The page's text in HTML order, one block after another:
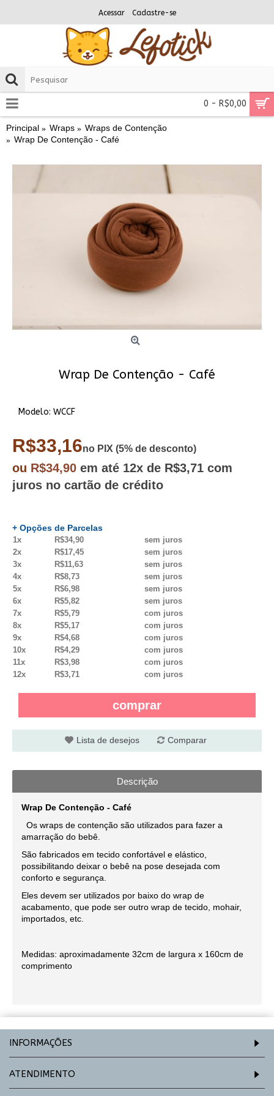
Acessar Cadastre-se
0 - R$0,00
Principal Wraps
Wraps de Contenção
Wrap De Contenção - Café
Wrap De Contenção - Café
Modelo: WCCF
R$33,16no PIX (5% de desconto)
ou R$34,90 em até 12x de R$3,71 com
juros no cartão de crédito
+ Opções de Parcelas
1x R$34,90
sem juros
2x
R$17,45
sem juros
3x
R$11,63
sem juros
4x
R$8,73
sem juros
5x
R$6,98
sem juros
6x
R$5,82
sem juros
7x
R$5,79
com juros
8x
R$5,17
com juros
9x
R$4,68
com juros
10x
R$4,29
com juros
11x
R$3,98
com juros
12x
R$3,71 com juros
comprar
Lista de desejos Comparar
Descrição
Wrap De Contenção - Café
Os wraps de contenção são utilizados para fazer a
amarração do bebê.
São fabricados em tecido confortável e elástico,
possibilitando deixar o bebê na pose desejada com
conforto e segurança.
Eles devem ser utilizados por baixo do wrap de
acabamento, que pode ser outro wrap de tecido, mohair,
importados, etc.
Medidas: aproximadamente 32cm de largura x 160cm de
comprimento
INFORMAÇÕES
ATENDIMENTO